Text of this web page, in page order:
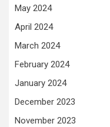
May 2024
April 2024
March 2024
February 2024
January 2024
December 2023
November 2023